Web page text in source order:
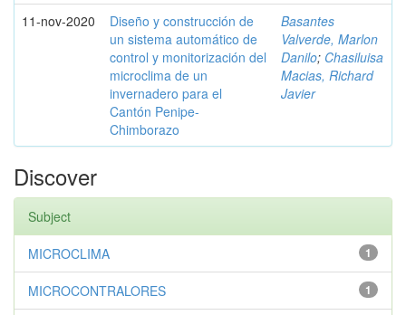
11-nov-2020
Diseño y construcción de
un sistema automático de
control y monitorización del
microclima de un
invernadero para el
Cantón Penipe-
Chimborazo
Basantes
Valverde, Marlon
Danilo; Chasiluisa
Macias, Richard
Javier
Discover
Subject
1
MICROCLIMA
1
MICROCONTRALORES